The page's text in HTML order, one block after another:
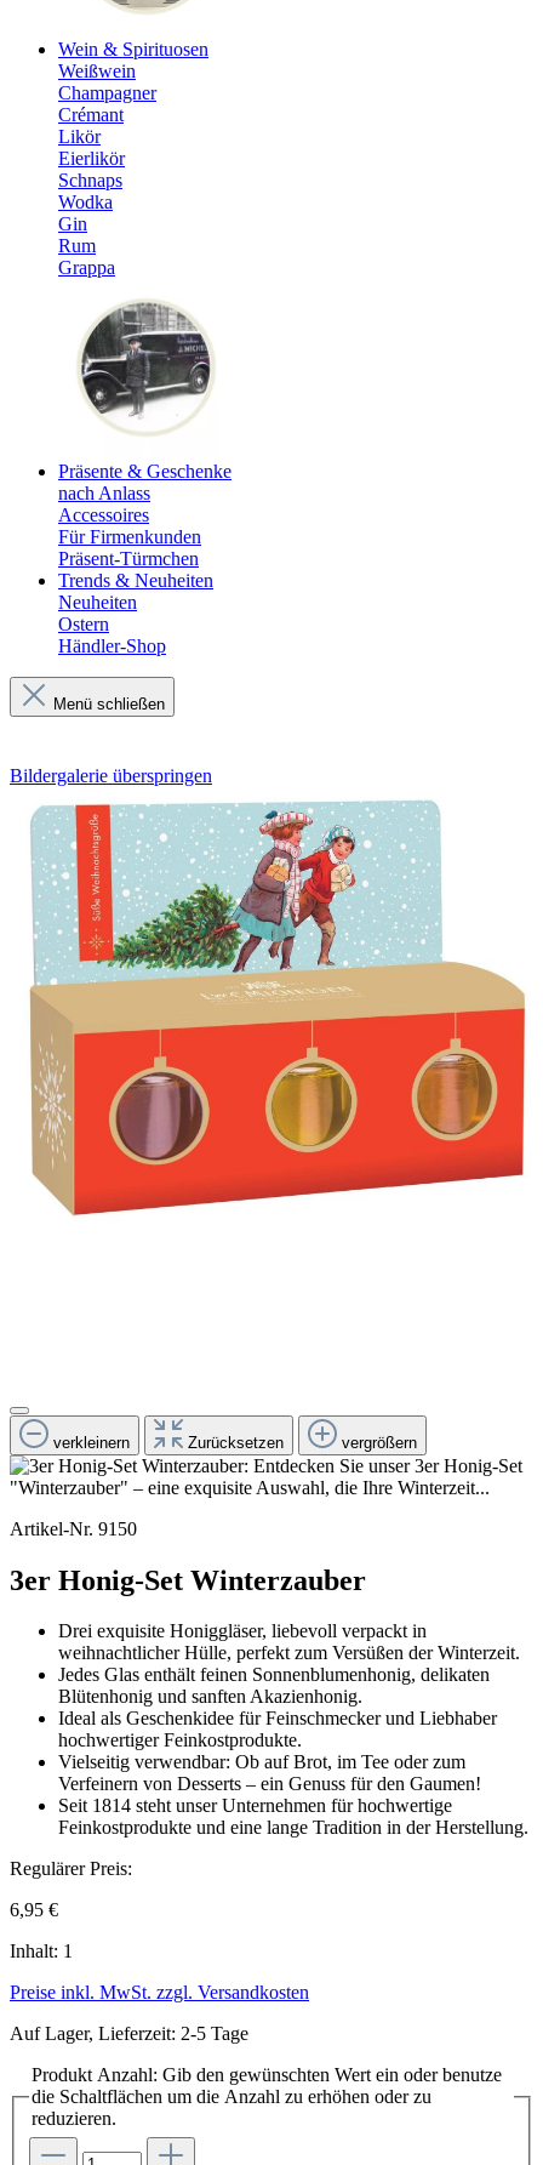
Wein & Spirituosen
Weißwein
Champagner
Crémant
Likör
Eierlikör
Schnaps
Wodka
Gin
Rum
Grappa
Präsente & Geschenke
nach Anlass
Accessoires
Für Firmenkunden
Präsent-Türmchen
Trends & Neuheiten
Neuheiten
Ostern
Händler-Shop
Menü schließen
Bildergalerie überspringen
verkleinern Zurücksetzen vergrößern
Artikel-Nr. 9150
3er Honig-Set Winterzauber
Drei exquisite Honiggläser, liebevoll verpackt in
weihnachtlicher Hülle, perfekt zum Versüßen der Winterzeit.
Jedes Glas enthält feinen Sonnenblumenhonig, delikaten
Blütenhonig und sanften Akazienhonig.
Ideal als Geschenkidee für Feinschmecker und Liebhaber
hochwertiger Feinkostprodukte.
Vielseitig verwendbar: Ob auf Brot, im Tee oder zum
Verfeinern von Desserts – ein Genuss für den Gaumen!
Seit 1814 steht unser Unternehmen für hochwertige
Feinkostprodukte und eine lange Tradition in der Herstellung.
Regulärer Preis:
6,95 €
Inhalt: 1
Preise inkl. MwSt. zzgl. Versandkosten
Auf Lager, Lieferzeit: 2-5 Tage
Produkt Anzahl: Gib den gewünschten Wert ein oder benutze
die Schaltflächen um die Anzahl zu erhöhen oder zu
reduzieren.